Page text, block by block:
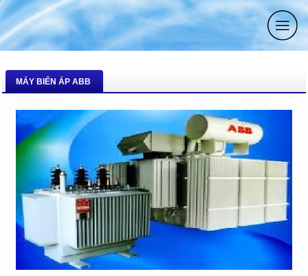
MÁY BIẾN ÁP ABB